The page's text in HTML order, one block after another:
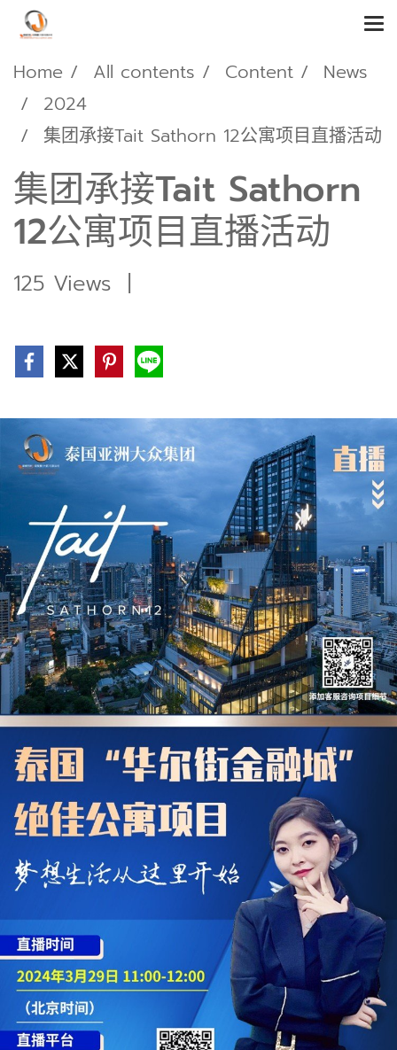
Home All contents Content
News
2024
集团承接Tait Sathorn 12公寓项目直播活动
集团承接Tait Sathorn
12公寓项目直播活动
125 Views |